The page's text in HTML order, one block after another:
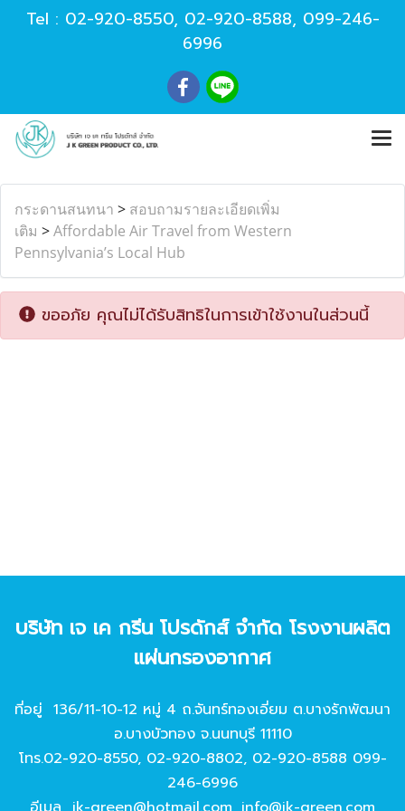
Tel : 02-920-8550, 02-920-8588, 099-246-
6996
กระดานสนทนา > สอบถามรายละเอียดเพิ่ม
เติม >Affordable Air Travel from Western
Pennsylvania’s Local Hub
ขออภัย คุณไม่ได้รับสิทธิในการเข้าใช้งานในส่วนนี้
บริษัท เจ เค กรีน โปรดักส์ จํากัด โรงงานผลิต
แผ่นกรองอากาศ
ที่อยู่ 136/11-10-12 หมู่ 4 ถ.จันทร์ทองเอี่ยม ต.บางรักพัฒนา
อ.บางบัวทอง จ.นนทบุรี 11110
โทร.02-920-8550, 02-920-8802, 02-920-8588 099-
246-6996